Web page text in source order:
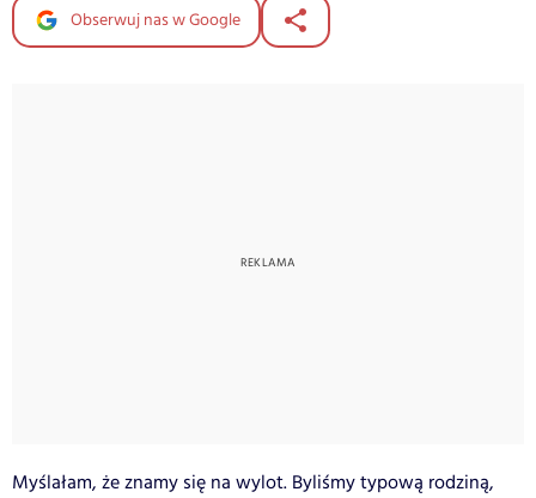
Obserwuj nas w Google
Myślałam, że znamy się na wylot. Byliśmy typową rodziną,